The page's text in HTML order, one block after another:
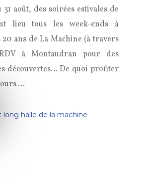
août, des soirées estivales de
lieu tous les week-ends à
20 ans de La Machine (à travers
à Montaudran pour des
découvertes… De quoi profiter
…